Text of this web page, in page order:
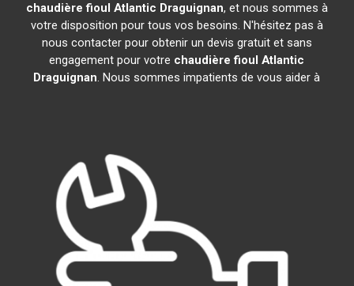
chaudière fioul Atlantic Draguignan, et nous sommes à
votre disposition pour tous vos besoins. N'hésitez pas à
nous contacter pour obtenir un devis gratuit et sans
engagement pour votre chaudière fioul Atlantic
Draguignan. Nous sommes impatients de vous aider à